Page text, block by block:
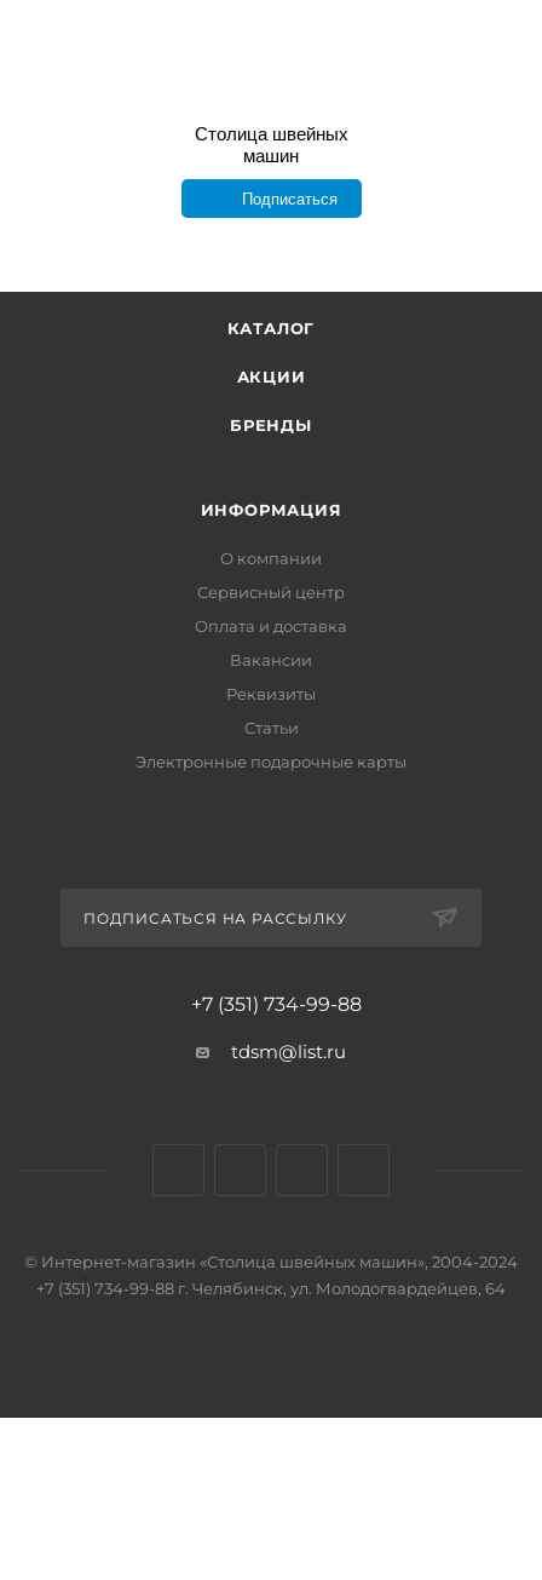
Столица швейных
машин
Подписаться
КАТАЛОГ
АКЦИИ
БРЕНДЫ
ИНФОРМАЦИЯ
О компании
Сервисный центр
Оплата и доставка
Вакансии
Реквизиты
Статьи
Электронные подарочные карты
ПОДПИСАТЬСЯ НА РАССЫЛКУ
+7 (351) 734-99-88
tdsm@list.ru
© Интернет-магазин «Столица швейных машин», 2004-2024
+7 (351) 734-99-88 г. Челябинск, ул. Молодогвардейцев, 64